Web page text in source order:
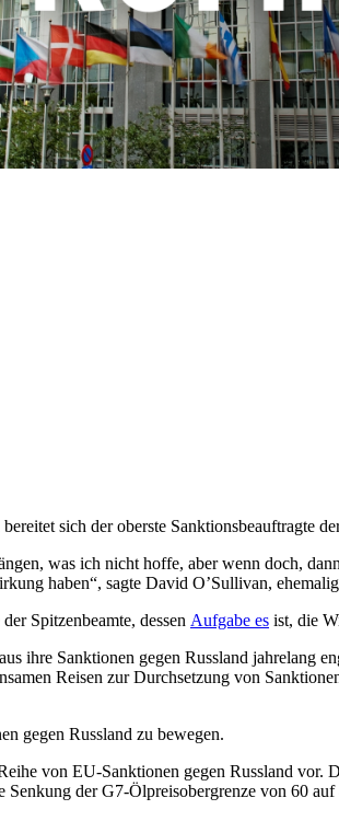
sich der oberste Sanktionsbeauftragte
was ich nicht hoffe, aber wenn doch,
haben“, sagte David O’Sullivan,
Spitzenbeamte, dessen Aufgabe es ist, die
ihre Sanktionen gegen Russland jahrelang
Reisen zur Durchsetzung von
gegen Russland zu bewegen.
von EU-Sanktionen gegen Russland vor.
der G7-Ölpreisobergrenze von 60